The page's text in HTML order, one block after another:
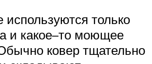
используются только
и какое–то моющее
ковер тщательно